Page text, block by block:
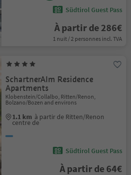
Südtirol Guest Pass
À partir de 286€
1 nuit / 2 personnes incl. TVA
SchartnerAlm Residence
Apartments
Klobenstein/Collalbo, Ritten/Renon,
Bolzano/Bozen and environs
1.1 km à partir de Ritten/Renon
centre de
Südtirol Guest Pass
À partir de 64€